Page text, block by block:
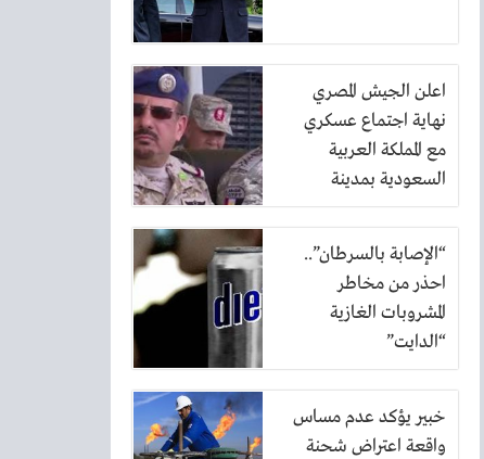
اعلن الجيش المصري
نهاية اجتماع عسكري
مع المملكة العربية
السعودية بمدينة
الرياض
“الإصابة بالسرطان”..
احذر من مخاطر
المشروبات الغازية
“الدايت”
خبير يؤكد عدم مساس
واقعة اعتراض شحنة